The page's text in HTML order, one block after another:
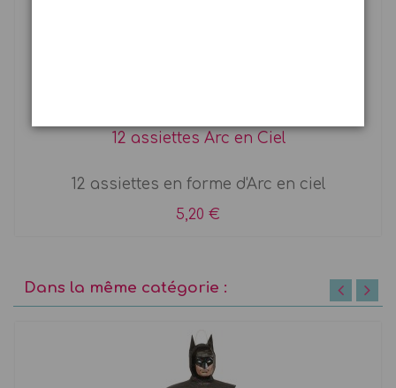
12 assiettes Arc en Ciel
12 assiettes en forme d'Arc en ciel
5,20 €
Dans la même catégorie :